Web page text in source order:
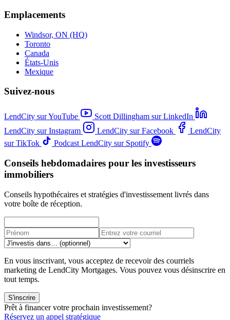
Emplacements
Windsor, ON (HQ)
Toronto
Canada
États-Unis
Mexique
Suivez-nous
LendCity sur YouTube
Scott Dillingham sur LinkedIn
LendCity sur Instagram
LendCity sur Facebook
LendCity
sur TikTok
Podcast LendCity sur Spotify
Conseils hebdomadaires pour les investisseurs
immobiliers
Conseils hypothécaires et stratégies d'investissement livrés dans
votre boîte de réception.
En vous inscrivant, vous acceptez de recevoir des courriels
marketing de LendCity Mortgages. Vous pouvez vous désinscrire en
tout temps.
S'inscrire
Prêt à financer votre prochain investissement?
Réservez un appel stratégique